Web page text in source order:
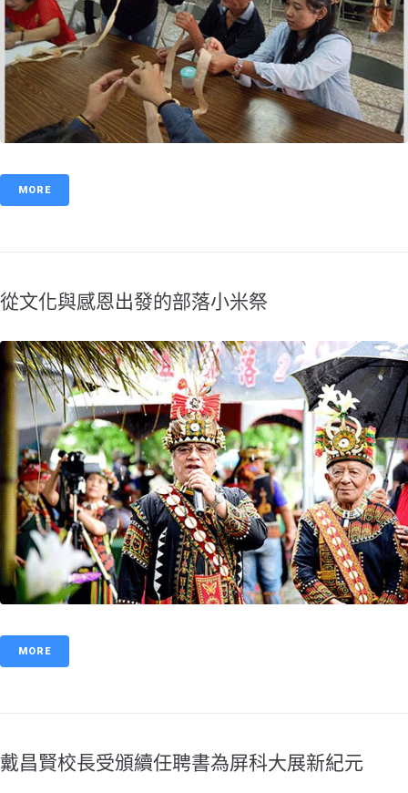
MORE
從文化與感恩出發的部落小米祭
MORE
戴昌賢校長受頒續任聘書為屏科大展新紀元